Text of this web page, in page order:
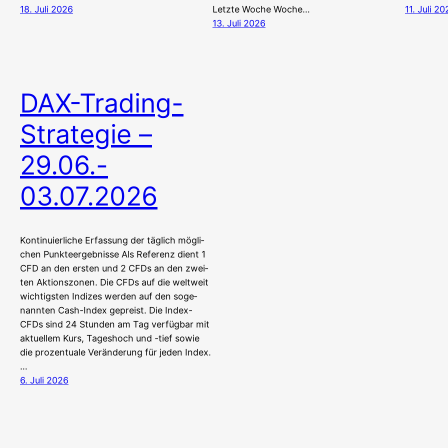
18. Juli 2026
Letz­te Woche Woche…
13. Juli 2026
11. Juli
DAX-Trading-
Strategie –
29.06.-
03.07.2026
Kon­ti­nu­ier­li­che Erfas­sung der täg­lich mög­li­
chen Punkteergebnisse Als Refe­renz dient 1
CFD an den ers­ten und 2 CFDs an den zwei­
ten Aktionszonen. Die CFDs auf die welt­weit
wich­tigs­ten Indi­zes wer­den auf den soge­
nann­ten Cash-Index gepreist. Die Index-
CFDs sind 24 Stun­den am Tag ver­füg­bar mit
aktu­el­lem Kurs, Tages­hoch und -tief sowie
die pro­zen­tua­le Ver­än­de­rung für jeden Index.
…
6. Juli 2026